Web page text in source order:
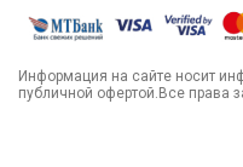
Информация на сайте носит
публичной офертой.Все права